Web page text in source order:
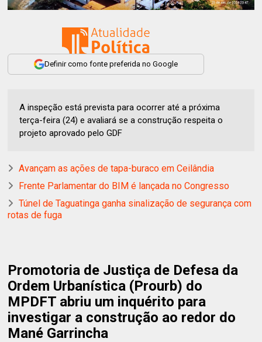
Definir como fonte preferida no Google
A inspeção está prevista para ocorrer até a próxima
terça-feira (24) e avaliará se a construção respeita o
projeto aprovado pelo GDF
Avançam as ações de tapa-buraco em Ceilândia
Frente Parlamentar do BIM é lançada no Congresso
Túnel de Taguatinga ganha sinalização de segurança com
rotas de fuga
Promotoria de Justiça de Defesa da
Ordem Urbanística (Prourb) do
MPDFT abriu um inquérito para
investigar a construção ao redor do
Mané Garrincha